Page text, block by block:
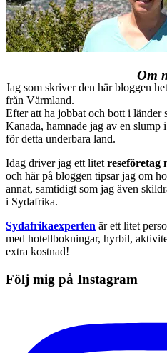
Om
Jag som skriver den här bloggen
från Värmland.
Efter att ha jobbat och bott i
Kanada, hamnade jag av en
för detta underbara land.
Idag driver jag ett litet reseföretag
och här på bloggen tipsar jag om
annat, samtidigt som jag även
i Sydafrika.
Sydafrikaexperten är ett litet
med hotellbokningar, hyrbil,
extra kostnad!
Följ mig på Instagram